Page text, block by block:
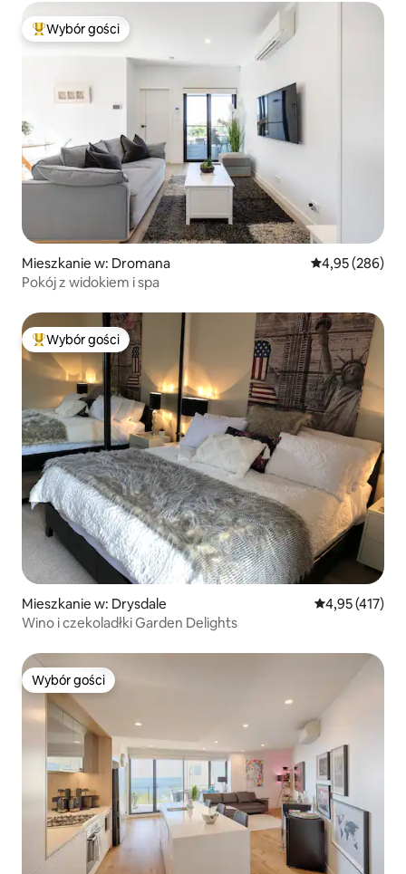
Najpopularniejsze z kategorii Wybór gości
Wybór gości
Mieszkanie w: Dromana Średnia
4,95 (286)
Pokój z widokiem i spa
Najpopularniejsze z kategorii Wybór gości
Wybór gości
Mieszkanie w: Drysdale Średnia
4,95 (417)
Wino i czekoladłki Garden Delights
Wybór gości
Wybór gości